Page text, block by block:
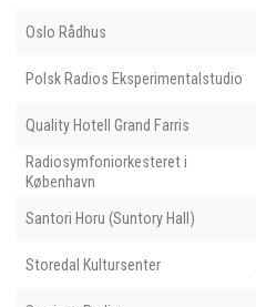
Oslo Rådhus
Polsk Radios Eksperimentalstudio
Quality Hotell Grand Farris
Radiosymfoniorkesteret i
København
Santori Horu (Suntory Hall)
Storedal Kultursenter